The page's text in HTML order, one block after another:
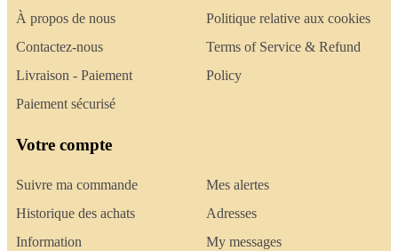
À propos de nous
Contactez-nous
Livraison - Paiement
Paiement sécurisé
Politique relative aux cookies
Terms of Service & Refund
Policy
Votre compte
Suivre ma commande
Historique des achats
Information
Mes alertes
Adresses
My messages